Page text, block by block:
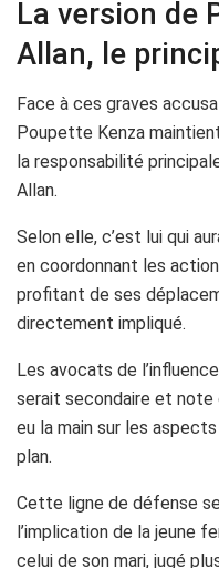
La version de
Allan, le
Face à ces graves
Poupette Kenza
la responsabilité
Allan.
Selon elle, c’est lui qui
en coordonnant les
profitant de ses
directement impliqué.
Les avocats de
serait secondaire et note
eu la main sur les
plan.
Cette ligne de défense
l’implication de la jeune
celui de son mari, jugé